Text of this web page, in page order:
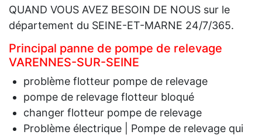
QUAND VOUS AVEZ BESOIN DE NOUS sur le
département du SEINE-ET-MARNE 24/7/365.
Principal panne de pompe de relevage
VARENNES-SUR-SEINE
problème flotteur pompe de relevage
pompe de relevage flotteur bloqué
changer flotteur pompe de relevage
Problème électrique | Pompe de relevage qui